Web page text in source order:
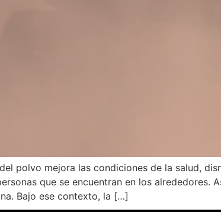
polvo mejora las condiciones de la salud,
que se encuentran en los
Bajo ese contexto, la […]